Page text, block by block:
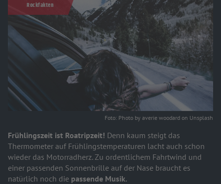
Rockfakten
Foto: Photo by averie woodard on Unsplash
Frühlingszeit ist Roatripzeit! Denn kaum steigt das
Thermometer auf Frühlingstemperaturen lacht auch schon
wieder das Motorradherz. Zu ordentlichem Fahrtwind und
einer passenden Sonnenbrille auf der Nase braucht es
natürlich noch die passende Musik.